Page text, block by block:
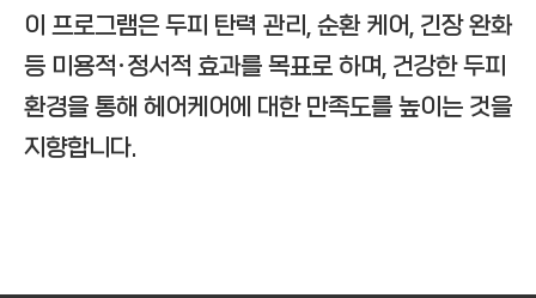
이 프로그램은 두피 탄력 관리, 순환 케어, 긴장 완화
등 미용적·정서적 효과를 목표로 하며, 건강한 두피
환경을 통해 헤어케어에 대한 만족도를 높이는 것을
지향합니다.